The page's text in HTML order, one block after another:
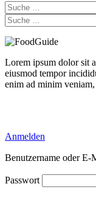
Suche
nach:
Suche
nach:
Lorem ipsum dolor sit
eiusmod tempor
enim ad minim
Anmelden
Benutzername oder E-
Passwort